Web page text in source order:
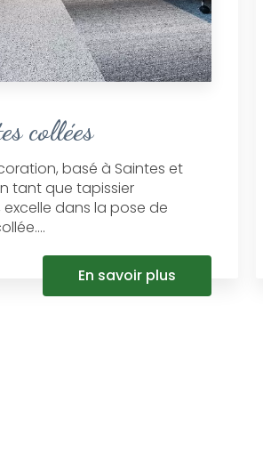
collées
basé à Saintes et
tant que tapissier
dans la pose de
En savoir plus